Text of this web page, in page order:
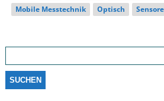
Mobile Messtechnik
Optisch
Suchen